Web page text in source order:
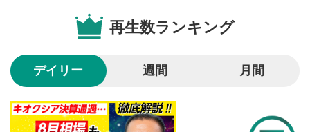
スライダーを上下すると音量が調整できます。
してください。
字幕設定
クリックすると字幕を付けることができます。
字幕は自動生成です。
スマートフォンで視聴の場合は画面右下の設定(歯車マーク)
再生数ランキング
デイリー 週間 月間